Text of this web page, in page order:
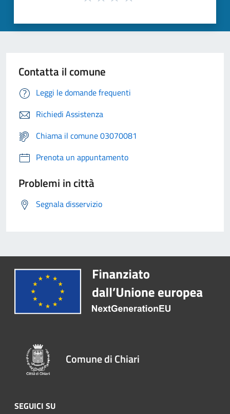
Contatta il comune
Leggi le domande frequenti
Richiedi Assistenza
Chiama il comune 03070081
Prenota un appuntamento
Problemi in città
Segnala disservizio
Comune di Chiari
SEGUICI SU